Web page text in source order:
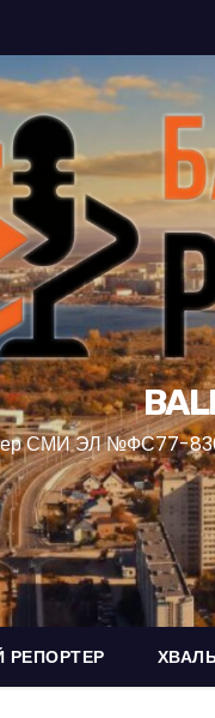
СМИ ЭЛ №ФС77-
РЕПОРТЕР